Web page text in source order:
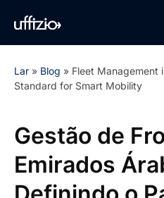
Lar » Blog » Fleet Management
Standard for Smart Mobility
Gestão de
Emirados